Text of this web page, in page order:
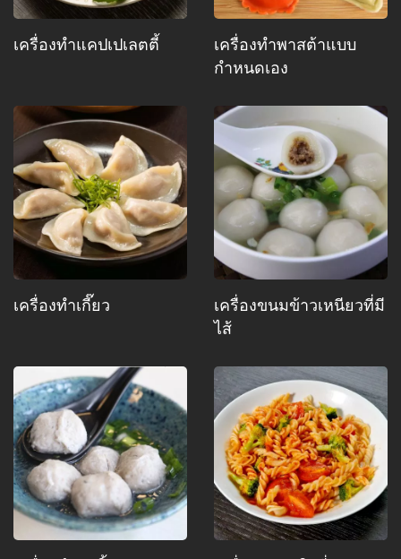
เครื่องทำแคปเปเลตตี้
เครื่องทำพาสต้าแบบ
กำหนดเอง
เครื่องทำเกี๊ยว
เครื่องขนมข้าวเหนียวที่มี
ไส้